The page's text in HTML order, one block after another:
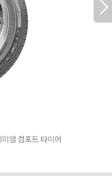
엄 컴포트 타이어